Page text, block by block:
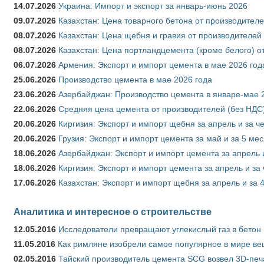
14.07.2026 Украина: Импорт и экспорт за январь-июнь 2026
09.07.2026 Казахстан: Цена товарного бетона от
08.07.2026 Казахстан: Цена щебня и гравия от
08.07.2026 Казахстан: Цена портландцемента (кроме белого)
06.07.2026 Армения: Экспорт и импорт цемента в мае 2026
25.06.2026 Производство цемента в мае 2026 года
23.06.2026 Азербайджан: Производство цемента в январе-мае
22.06.2026 Средняя цена цемента от производителей (без
20.06.2026 Киргизия: Экспорт и импорт щебня за апрель и за
20.06.2026 Грузия: Экспорт и импорт цемента за май и за 5
18.06.2026 Азербайджан: Экспорт и импорт цемента за
18.06.2026 Киргизия: Экспорт и импорт цемента за апрель и
17.06.2026 Казахстан: Экспорт и импорт щебня за апрель и за
Аналитика и интересное о строительстве
12.05.2016 Исследователи превращают углекислый газ в бетон
11.05.2016 Как римляне изобрели самое популярное в мире
02.05.2016 Тайский производитель цемента SCG возвел 3D-